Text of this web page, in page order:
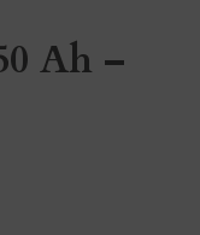
Ah –